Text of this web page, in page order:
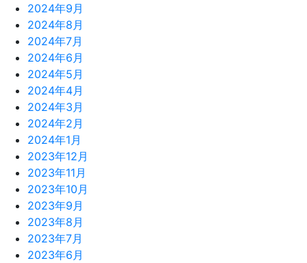
2024年9月
2024年8月
2024年7月
2024年6月
2024年5月
2024年4月
2024年3月
2024年2月
2024年1月
2023年12月
2023年11月
2023年10月
2023年9月
2023年8月
2023年7月
2023年6月